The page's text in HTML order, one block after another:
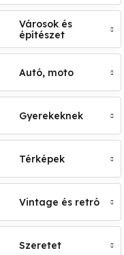
Városok és
építészet
Autó, moto
Gyerekeknek
Térképek
Vintage és retró
Szeretet